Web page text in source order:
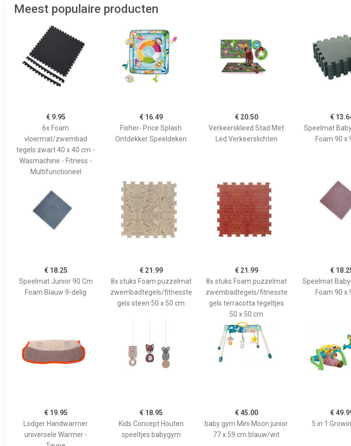
Meest populaire producten
€ 9.95
6x Foam
vloermat/zwembad
tegels zwart 40 x 40 cm -
Wasmachine - Fitness -
Multifunctioneel
€ 16.49
Fisher- Price Splash
Ontdekker Speeldeken
€ 20.50
Verkeerskleed Stad Met
Led Verkeerslichten
€
Speelmat
Foam 90 x
€ 18.25
Speelmat Junior 90 Cm
Foam Blauw 9-delig
€ 21.99
8x stuks Foam puzzelmat
zwembadtegels/fitnesste
gels steen 50 x 50 cm
€ 21.99
8x stuks Foam puzzelmat
zwembadtegels/fitnesste
gels terracotta tegeltjes
50 x 50 cm
€
Speelmat
Foam 90 x
€ 19.95
Lodger Handwarmer
universele Warmer -
€ 18.95
Kids Concept Houten
speeltjes babygym
€ 45.00
baby gym Mini Moon junior
77 x 59 cm blauw/wit
€
5 in 1